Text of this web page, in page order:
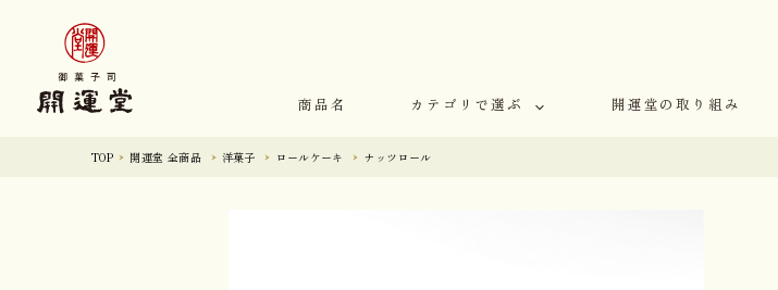
商品名 カテゴリで選ぶ 開運堂の取り組み
TOP 開運堂 全商品 洋菓子 ロールケーキ ナッツロール